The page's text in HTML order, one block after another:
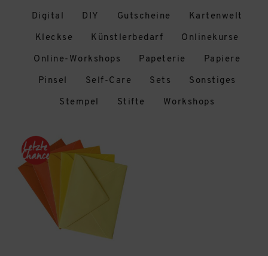
Digital DIY Gutscheine Kartenwelt
Kleckse Künstlerbedarf Onlinekurse
Online-Workshops Papeterie Papiere
Pinsel Self-Care Sets Sonstiges
Stempel Stifte Workshops